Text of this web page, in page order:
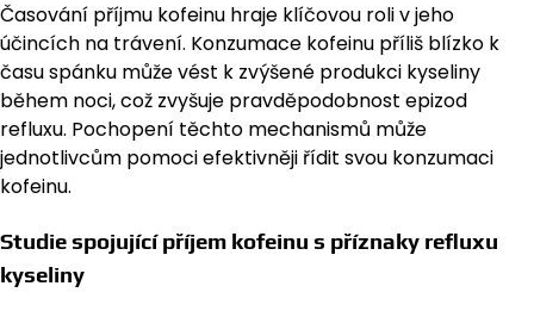
Časování příjmu kofeinu hraje klíčovou roli v jeho
účincích na trávení. Konzumace kofeinu příliš blízko k
času spánku může vést k zvýšené produkci kyseliny
během noci, což zvyšuje pravděpodobnost epizod
refluxu. Pochopení těchto mechanismů může
jednotlivcům pomoci efektivněji řídit svou konzumaci
kofeinu.
Studie spojující příjem kofeinu s příznaky refluxu
kyseliny